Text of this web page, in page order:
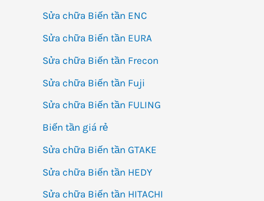
Sửa chữa Biến tần ENC
Sửa chữa Biến tần EURA
Sửa chữa Biến tần Frecon
Sửa chữa Biến tần Fuji
Sửa chữa Biến tần FULING
Biến tần giá rẻ
Sửa chữa Biến tần GTAKE
Sửa chữa Biến tần HEDY
Sửa chữa Biến tần HITACHI